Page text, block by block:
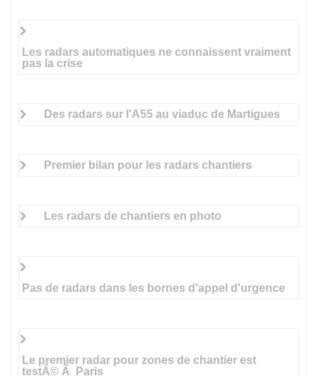
Les radars automatiques ne connaissent vraiment
pas la crise
Des radars sur l'A55 au viaduc de Martigues
Premier bilan pour les radars chantiers
Les radars de chantiers en photo
Pas de radars dans les bornes d'appel d'urgence
Le premier radar pour zones de chantier est
testÃ© Ã Paris